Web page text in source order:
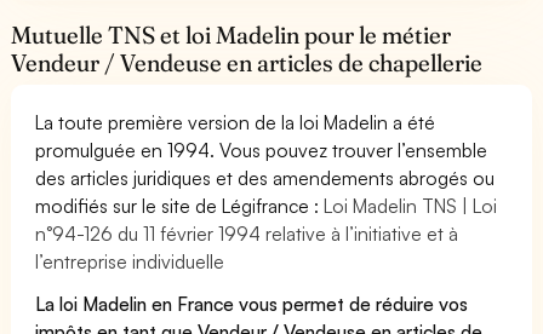
Mutuelle TNS et loi Madelin pour le métier
Vendeur / Vendeuse en articles de chapellerie
La toute première version de la loi Madelin a été
promulguée en 1994. Vous pouvez trouver l’ensemble
des articles juridiques et des amendements abrogés ou
modifiés sur le site de Légifrance :Loi Madelin TNS | Loi
n°94-126 du 11 février 1994 relative à l’initiative et à
l’entreprise individuelle
La loi Madelin en France vous permet de réduire vos